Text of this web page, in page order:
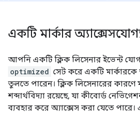
একটি মার্কার
আপনি একটি ক্লিক লিসেনার ইভেন্ট
optimized সেট করে একটি
তুলতে পারেন। ক্লিক লিসেনারের কারণে
শব্দার্থবিদ্যা রয়েছে, যা কীবোর্ড
ব্যবহার করে অ্যাক্সেস করা যেতে পারে।